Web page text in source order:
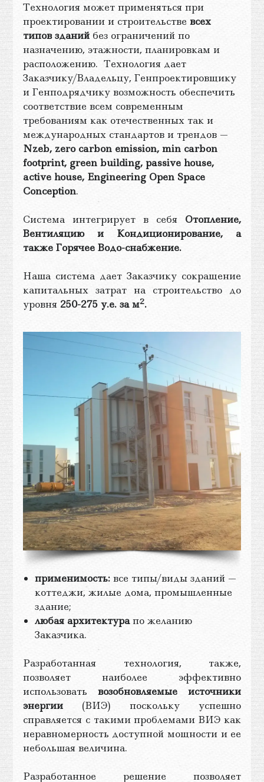
Технология может применяться при
проектировании и строительстве всех
типов зданийбез ограничений по
назначению, этажности, планировкам и
расположению. Технология дает
Заказчику/Владельцу, Генпроектировщику
и Генподрядчику возможность обеспечить
соответствие всем современным
требованиям как отечественных так и
международных стандартов и трендов —
Nzeb, zero carbon emission, min carbon
footprint, green building, passive house,
active house, Engineering Open Space
Conception.
Система интегрирует в себя Отопление,
Вентиляцию и Кондиционирование, а
также Горячее Водо-снабжение.
Наша система дает Заказчику сокращение
капитальных затрат на строительство до
уровня 250-275 у.е. за м2.
применимость:все типы/виды зданий —
коттеджи, жилые дома, промышленные
здание;
любая архитектурапо желанию
Заказчика.
Разработанная технология, также,
позволяет наиболее эффективно
использовать возобновляемые источники
энергии(ВИЭ) поскольку успешно
справляется с такими проблемами ВИЭ как
неравномерность доступной мощности и ее
небольшая величина.
Разработанное решение позволяет